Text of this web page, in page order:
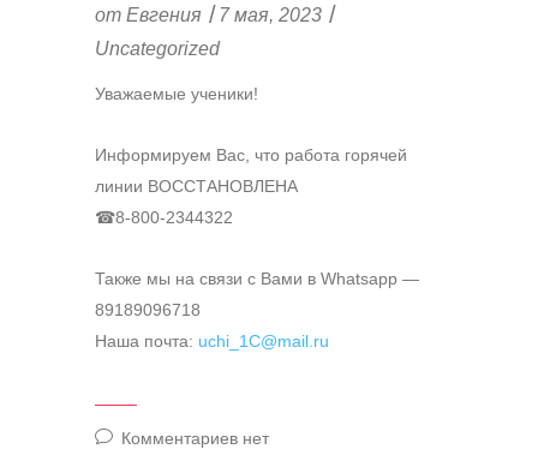
от Евгения
7 мая, 2023
Uncategorized
Уважаемые ученики!
Информируем Вас, что работа горячей
линии ВОССТАНОВЛЕНА
☎8-800-2344322
Также мы на связи с Вами в Whatsapp —
89189096718
Наша почта: uchi_1C@mail.ru
Комментариев нет